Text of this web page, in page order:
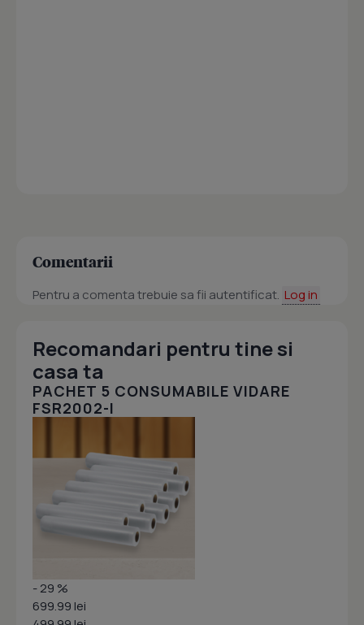
Comentarii
Pentru a comenta trebuie sa fii autentificat. Log in
Recomandari pentru tine si
casa ta
PACHET 5 CONSUMABILE VIDARE
FSR2002-I
- 29 %
699.99 lei